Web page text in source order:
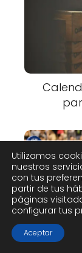
Utilizamos
nuestros
con tus
partir de tus
páginas
configurar tus
Aceptar